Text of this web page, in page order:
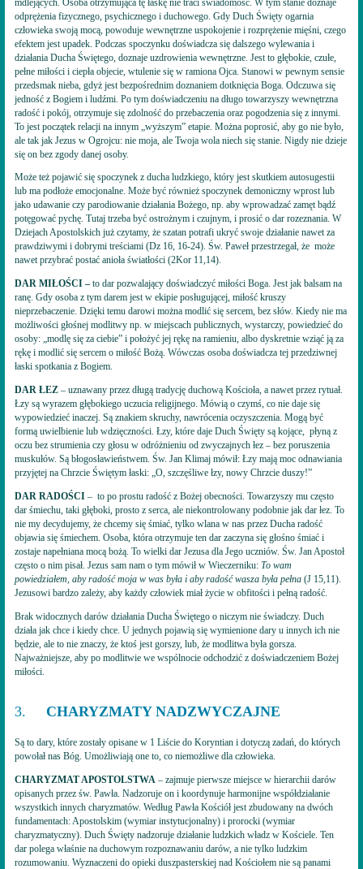
odprężenia fizycznego, psychicznego i duchowego. Gdy Duch Święty ogarnia
człowieka swoją mocą, powoduje wewnętrzne uspokojenie i rozprężenie mięśni, czego
efektem jest upadek. Podczas spoczynku doświadcza się dalszego wylewania i
działania Ducha Świętego, doznaje uzdrowienia wewnętrzne. Jest to głębokie, czułe,
pełne miłości i ciepła objecie, wtulenie się w ramiona Ojca. Stanowi w pewnym sensie
przedsmak nieba, gdyż jest bezpośrednim doznaniem dotknięcia Boga. Odczuwa się
jedność z Bogiem i ludźmi. Po tym doświadczeniu na długo towarzyszy wewnętrzna
radość i pokój, otrzymuje się zdolność do przebaczenia oraz pogodzenia się z innymi.
To jest początek relacji na innym „wyższym” etapie. Można poprosić, aby go nie było,
ale tak jak Jezus w Ogrojcu: nie moja, ale Twoja wola niech się stanie. Nigdy nie dzieje
się on bez zgody danej osoby.
Może też pojawić się spoczynek z ducha ludzkiego, który jest skutkiem autosugestii
lub ma podłoże emocjonalne. Może być również spoczynek demoniczny wprost lub
jako udawanie czy parodiowanie działania Bożego, np. aby wprowadzać zamęt bądź
potęgować pychę. Tutaj trzeba być ostrożnym i czujnym, i prosić o dar rozeznania. W
Dziejach Apostolskich już czytamy, że szatan potrafi ukryć swoje działanie nawet za
prawdziwymi i dobrymi treściami (Dz 16, 16-24). Św. Paweł przestrzegał, że może
nawet przybrać postać anioła światłości (2Kor 11,14).
DAR MIŁOŚCI – to dar pozwalający doświadczyć miłości Boga. Jest jak balsam na
ranę. Gdy osoba z tym darem jest w ekipie posługującej, miłość kruszy
nieprzebaczenie. Dzięki temu darowi można modlić się sercem, bez słów. Kiedy nie ma
możliwości głośnej modlitwy np. w miejscach publicznych, wystarczy, powiedzieć do
osoby: „modlę się za ciebie” i położyć jej rękę na ramieniu, albo dyskretnie wziąć ją za
rękę i modlić się sercem o miłość Bożą. Wówczas osoba doświadcza tej przedziwnej
łaski spotkania z Bogiem.
DAR ŁEZ – uznawany przez długą tradycję duchową Kościoła, a nawet przez rytuał.
Łzy są wyrazem głębokiego uczucia religijnego. Mówią o czymś, co nie daje się
wypowiedzieć inaczej. Są znakiem skruchy, nawrócenia oczyszczenia. Mogą być
formą uwielbienie lub wdzięczności. Łzy, które daje Duch Święty są kojące, płyną z
oczu bez strumienia czy głosu w odróżnieniu od zwyczajnych łez – bez poruszenia
muskułów. Są błogosławieństwem. Św. Jan Klimaj mówił: Łzy mają moc odnawiania
przyjętej na Chrzcie Świętym łaski: „O, szczęśliwe łzy, nowy Chrzcie duszy!”
DAR RADOŚCI – to po prostu radość z Bożej obecności. Towarzyszy mu często
dar śmiechu, taki głęboki, prosto z serca, ale niekontrolowany podobnie jak dar łez. To
nie my decydujemy, że chcemy się śmiać, tylko wlana w nas przez Ducha radość
objawia się śmiechem. Osoba, która otrzymuje ten dar zaczyna się głośno śmiać i
zostaje napełniana mocą bożą. To wielki dar Jezusa dla Jego uczniów. Św. Jan Apostoł
często o nim pisał. Jezus sam nam o tym mówił w Wieczerniku:To wam
powiedziałem, aby radość moja w was była i aby radość wasza była pełna (J 15,11).
Jezusowi bardzo zależy, aby każdy człowiek miał życie w obfitości i pełną radość.
Brak widocznych darów działania Ducha Świętego o niczym nie świadczy. Duch
działa jak chce i kiedy chce. U jednych pojawią się wymienione dary u innych ich nie
będzie, ale to nie znaczy, że ktoś jest gorszy, lub, że modlitwa była gorsza.
Najważniejsze, aby po modlitwie we wspólnocie odchodzić z doświadczeniem Bożej
miłości.
3.CHARYZMATY NADZWYCZAJNE
Są to dary, które zostały opisane w 1 Liście do Koryntian i dotyczą zadań, do których
powołał nas Bóg. Umożliwiają one to, co niemożliwe dla człowieka.
CHARYZMAT APOSTOLSTWA – zajmuje pierwsze miejsce w hierarchii darów
opisanych przez św. Pawła. Nadzoruje on i koordynuje harmonijne współdziałanie
wszystkich innych charyzmatów. Według Pawła Kościół jest zbudowany na dwóch
fundamentach: Apostolskim (wymiar instytucjonalny) i prorocki (wymiar
charyzmatyczny). Duch Święty nadzoruje działanie ludzkich władz w Kościele. Ten
dar polega właśnie na duchowym rozpoznawaniu darów, a nie tylko ludzkim
rozumowaniu. Wyznaczeni do opieki duszpasterskiej nad Kościołem nie są panami